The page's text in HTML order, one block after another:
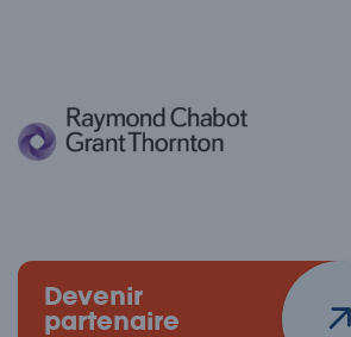
Devenir
partenaire